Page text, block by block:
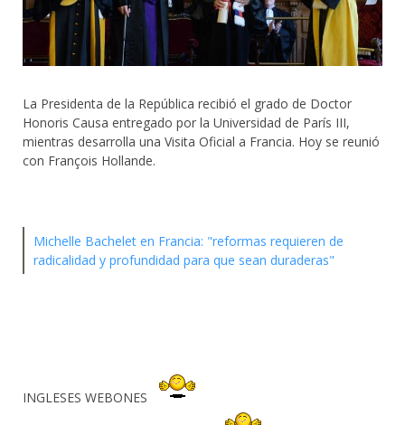
La Presidenta de la República recibió el grado de Doctor
Honoris Causa entregado por la Universidad de París III,
mientras desarrolla una Visita Oficial a Francia. Hoy se reunió
con François Hollande.
Michelle Bachelet en Francia: "reformas requieren de
radicalidad y profundidad para que sean duraderas"
INGLESES WEBONES